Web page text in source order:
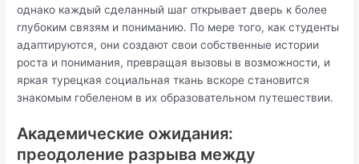
однако каждый сделанный шаг открывает дверь к более
глубоким связям и пониманию. По мере того, как студенты
адаптируются, они создают свои собственные истории
роста и понимания, превращая вызовы в возможности, и
яркая турецкая социальная ткань вскоре становится
знакомым гобеленом в их образовательном путешествии.
Академические ожидания:
преодоление разрыва между